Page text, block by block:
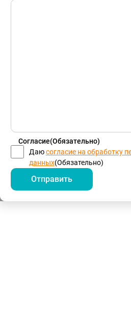
Согласие(Обязательно)
Даюсогласие на обработку
данных(Обязательно)